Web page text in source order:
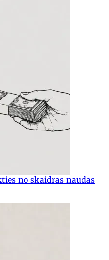
no skaidras naudas